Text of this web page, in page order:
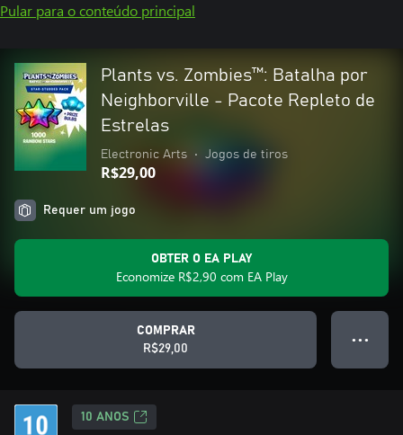
Pular para o conteúdo principal
Plants vs. Zombies™: Batalha por
Neighborville - Pacote Repleto de
Estrelas
Electronic Arts • Jogos de tiros
R$29,00
Requer um jogo
OBTER O EA PLAY
Economize R$2,90 com EA Play
COMPRAR
R$29,00
● ● ●
10 ANOS